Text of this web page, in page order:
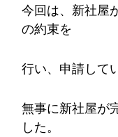
今回は、新社屋
の約束を
行い、申請して
無事に新社屋が
した。